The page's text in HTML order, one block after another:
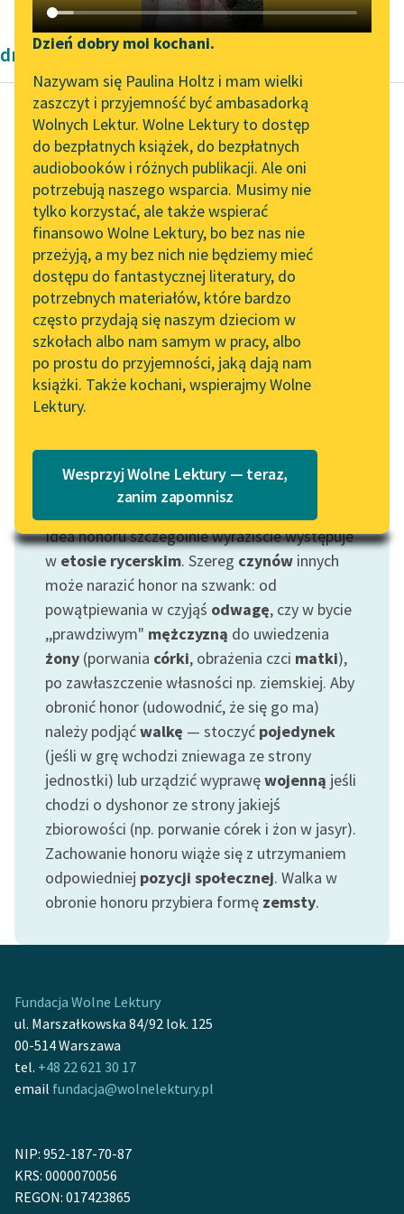
Katalog DAISY
Podkasty o książkach
Zgłoś brak utworu
Aktualności
Zapraszamy na spotkanie
online z tłumaczkami
literatury skandynawskiej
Spotkanie z Katarzyną
Tunkiel w Oslo
Wolne Lektury na 32.
Pol’and’Rock Festivalu
„Kochanek Lady
Chatterley” do słuchania
na Wolnych Lekturach
Nowy audiobook –
„Marzenie o Oriencie”
Lektury szkolne i klasyka
literatury do słuchania dla
uczennic i uczniów z
niepełnosprawnościami
E-kolekcja lektur
szkolnych i literatury do
słuchania dla uczennic i
uczniów z
niepełnosprawnościami
Feministyczne inspiracje.
Popularyzacja
skandynawskiej literatury
feministycznej
Ręce pełne poezji
Kolekcje edukacyjne
do domeny publicznej,
Odkurzamy bohaterów
Szkoła Poezji Wolnych
Lektur
Narzędzia
Mapa Wolnych Lektur
Leśmianator
Przewodnik dla piszących i
czytających
API
OAI-PMH
Widget Wolnych Lektur
Przypisy
Katalog w formacie PDF
Kontakt
O projekcie
Dzień dobry moi kochani.
Nazywam się Paulina Holtz i mam wielki
zaszczyt i przyjemność być ambasadorką
Wolnych Lektur. Wolne Lektury to dostęp
do bezpłatnych książek, do bezpłatnych
audiobooków i różnych publikacji. Ale oni
potrzebują naszego wsparcia. Musimy nie
tylko korzystać, ale także wspierać
finansowo Wolne Lektury, bo bez nas nie
przeżyją, a my bez nich nie będziemy mieć
dostępu do fantastycznej literatury, do
potrzebnych materiałów, które bardzo
często przydają się naszym dzieciom w
szkołach albo nam samym w pracy, albo
po prostu do przyjemności, jaką dają nam
książki. Także kochani, wspierajmy Wolne
Lektury.
Wesprzyj Wolne Lektury — teraz,
zanim zapomnisz
dramaty antyczne Starożytność
Ajschylos
Prometeusz
skowany
Czytaj więcej
Motyw: Honor
Idea honoru szczególnie wyraziście występuje
w etosie rycerskim. Szereg czynów innych
może narazić honor na szwank: od
powątpiewania w czyjąś odwagę, czy w bycie
,,prawdziwym" mężczyzną do uwiedzenia
żony (porwania córki, obrażenia czci matki),
po zawłaszczenie własności np. ziemskiej. Aby
obronić honor (udowodnić, że się go ma)
należy podjąćwalkę — stoczyć pojedynek
(jeśli w grę wchodzi zniewaga ze strony
jednostki) lub urządzić wyprawęwojenną jeśli
chodzi o dyshonor ze strony jakiejś
zbiorowości (np. porwanie córek i żon w jasyr).
Zachowanie honoru wiąże się z utrzymaniem
odpowiedniej pozycji społecznej. Walka w
obronie honoru przybiera formę zemsty.
Fundacja Wolne Lektury
ul. Marszałkowska 84/92 lok. 125
00-514 Warszawa
tel. +48 22 621 30 17
email fundacja@wolnelektury.pl
NIP: 952-187-70-87
KRS: 0000070056
REGON: 017423865